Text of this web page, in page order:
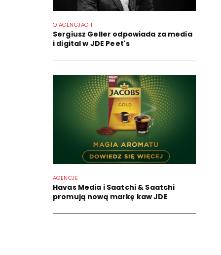
O AGENCJACH
Sergiusz Geller odpowiada za media
i digital w JDE Peet's
AGENCJE
Havas Media i Saatchi & Saatchi
promują nową markę kaw JDE